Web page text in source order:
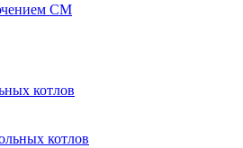
CM
котлов
котлов